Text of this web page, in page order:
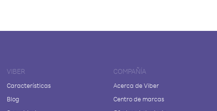
VIBER
Características
Blog
COMPAÑÍA
Acerca de Viber
Centro de marcas